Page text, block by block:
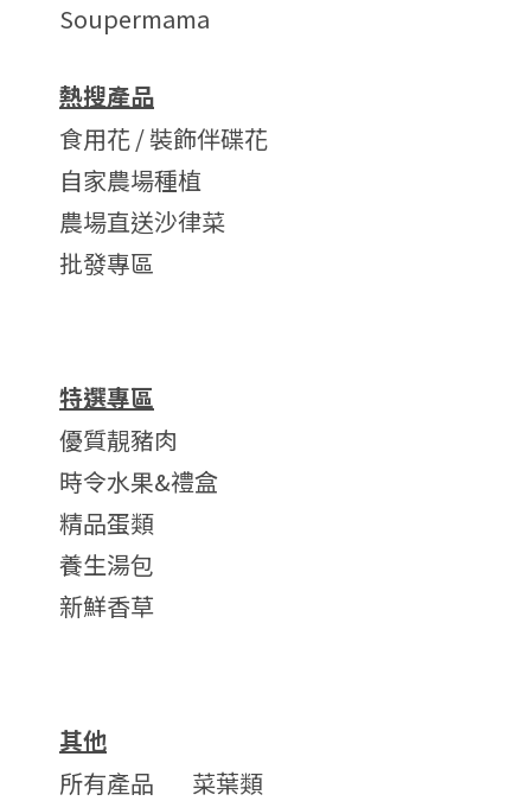
Soupermama
熱搜產品
食用花 / 裝飾伴碟花
自家農場種植
農場直送沙律菜
批發專區
特選專區
優質靚豬肉
時令水果&禮盒
精品蛋類
養生湯包
新鮮香草
其他
所有產品
菜葉類